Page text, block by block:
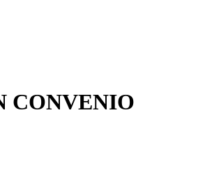
CONVENIO